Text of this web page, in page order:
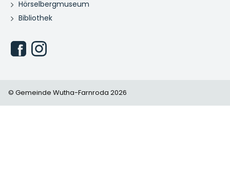
Hörselbergmuseum
Bibliothek
© Gemeinde Wutha-Farnroda 2026